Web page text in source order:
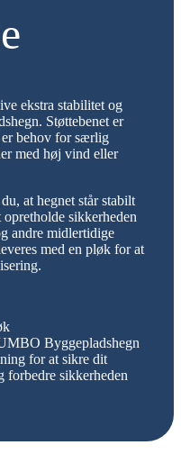
ekstra stabilitet og
Støttebenet er
behov for særlig
med høj vind eller
at hegnet står stabilt
sikkerheden
andre midlertidige
med en pløk for at
Byggepladshegn
for at sikre dit
forbedre sikkerheden